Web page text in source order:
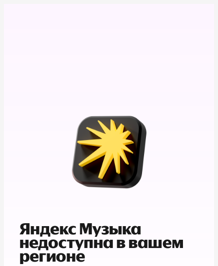
Яндекс Музыка
недоступна в вашем
регионе